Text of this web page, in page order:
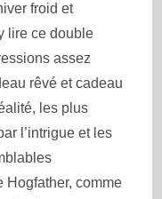
froid et
lire ce double
assez
rêvé et cadeau
les plus
l’intrigue et les
Hogfather, comme